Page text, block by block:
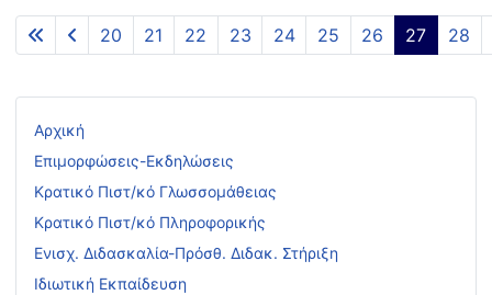
Αρχική
Επιμορφώσεις-Εκδηλώσεις
Κρατικό Πιστ/κό Γλωσσομάθειας
Κρατικό Πιστ/κό Πληροφορικής
Ενισχ. Διδασκαλία-Πρόσθ. Διδακ. Στήριξη
Ιδιωτική Εκπαίδευση
Σελίδα 27 από 29
20 21 22 23 24 25 26 27 28